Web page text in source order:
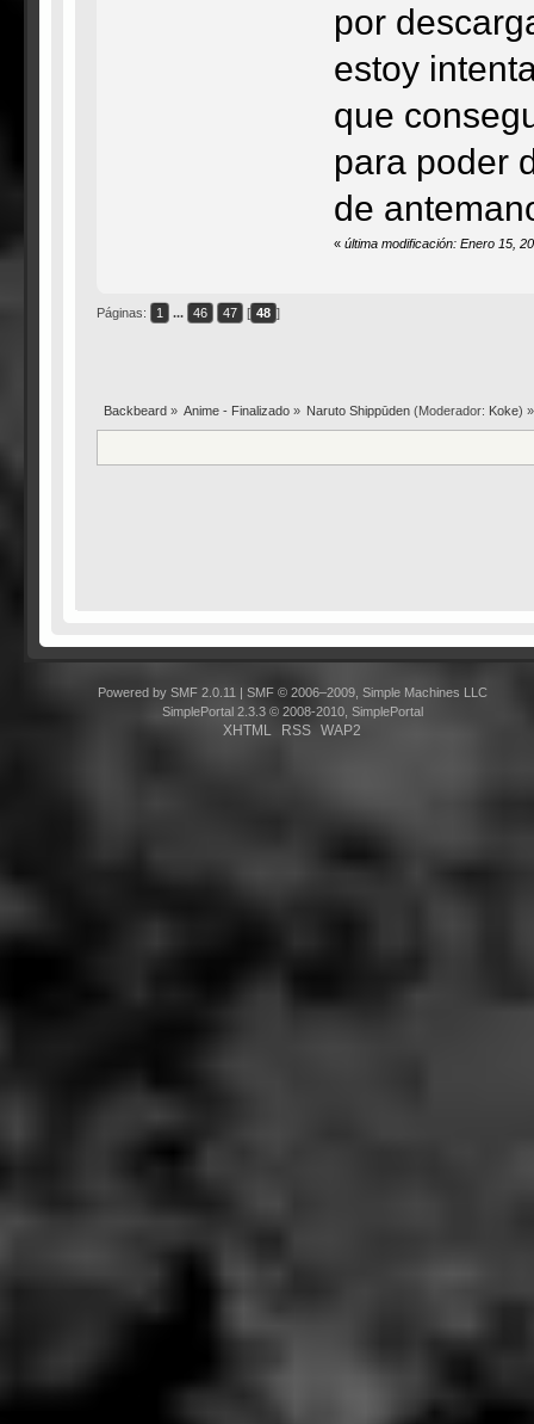
por
estoy
que
para poder
de
«última modificación: Enero 15,
Páginas: 1 ... 46 47 [ 48 ]
Backbeard» Anime - Finalizado » Naruto Shippūden (Moderador: Koke) »
Powered by SMF 2.0.11
SMF © 2006–2009, Simple Machines LLC
SimplePortal 2.3.3 © 2008-2010, SimplePortal
XHTML RSS WAP2